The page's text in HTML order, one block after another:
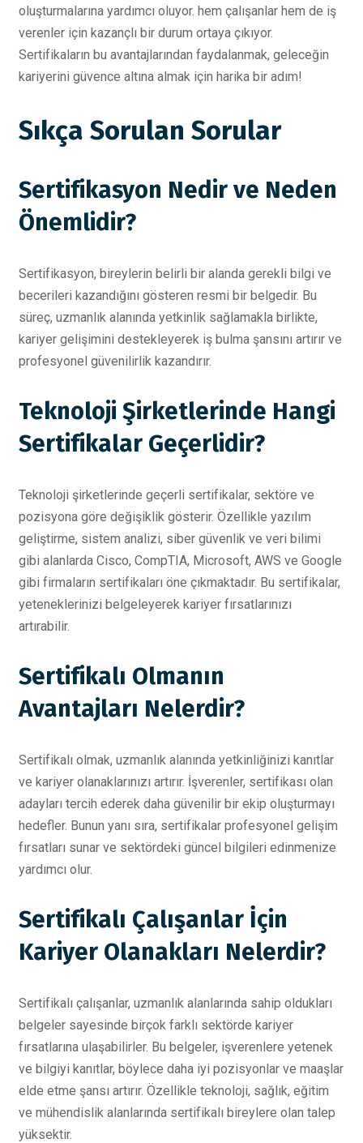
oluşturmalarına yardımcı oluyor. hem çalışanlar hem de iş
verenler için kazançlı bir durum ortaya çıkıyor.
Sertifikaların bu avantajlarından faydalanmak, geleceğin
kariyerini güvence altına almak için harika bir adım!
Sıkça Sorulan Sorular
Sertifikasyon Nedir ve Neden
Önemlidir?
Sertifikasyon, bireylerin belirli bir alanda gerekli bilgi ve
becerileri kazandığını gösteren resmi bir belgedir. Bu
süreç, uzmanlık alanında yetkinlik sağlamakla birlikte,
kariyer gelişimini destekleyerek iş bulma şansını artırır ve
profesyonel güvenilirlik kazandırır.
Teknoloji Şirketlerinde Hangi
Sertifikalar Geçerlidir?
Teknoloji şirketlerinde geçerli sertifikalar, sektöre ve
pozisyona göre değişiklik gösterir. Özellikle yazılım
geliştirme, sistem analizi, siber güvenlik ve veri bilimi
gibi alanlarda Cisco, CompTIA, Microsoft, AWS ve Google
gibi firmaların sertifikaları öne çıkmaktadır. Bu sertifikalar,
yeteneklerinizi belgeleyerek kariyer fırsatlarınızı
artırabilir.
Sertifikalı Olmanın
Avantajları Nelerdir?
Sertifikalı olmak, uzmanlık alanında yetkinliğinizi kanıtlar
ve kariyer olanaklarınızı artırır. İşverenler, sertifikası olan
adayları tercih ederek daha güvenilir bir ekip oluşturmayı
hedefler. Bunun yanı sıra, sertifikalar profesyonel gelişim
fırsatları sunar ve sektördeki güncel bilgileri edinmenize
yardımcı olur.
Sertifikalı Çalışanlar İçin
Kariyer Olanakları Nelerdir?
Sertifikalı çalışanlar, uzmanlık alanlarında sahip oldukları
belgeler sayesinde birçok farklı sektörde kariyer
fırsatlarına ulaşabilirler. Bu belgeler, işverenlere yetenek
ve bilgiyi kanıtlar, böylece daha iyi pozisyonlar ve maaşlar
elde etme şansı artırır. Özellikle teknoloji, sağlık, eğitim
ve mühendislik alanlarında sertifikalı bireylere olan talep
yüksektir.